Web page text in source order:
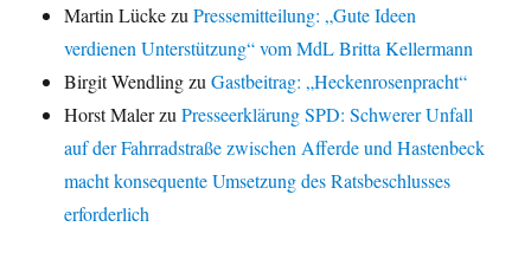
Martin LückezuPressemitteilung: „Gute Ideen
verdienen Unterstützung“ vom MdL Britta Kellermann
Birgit WendlingzuGastbeitrag: „Heckenrosenpracht“
Horst MalerzuPresseerklärung SPD: Schwerer Unfall
auf der Fahrradstraße zwischen Afferde und Hastenbeck
macht konsequente Umsetzung des Ratsbeschlusses
erforderlich